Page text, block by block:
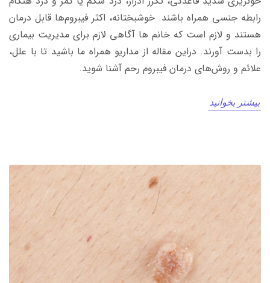
رابطه جنسی همراه باشند. خوشبختانه، اکثر فیبروم‌ها قابل درمان
هستند و لازم است که خانم ها آگاهی لازم برای مدیریت بیماری
را بدست آورند. دراین مقاله از مداریو همراه ما باشید تا با علل،
علائم و روش‌های درمان فیبروم رحم آشنا شوید.
بیشتر بخوانید